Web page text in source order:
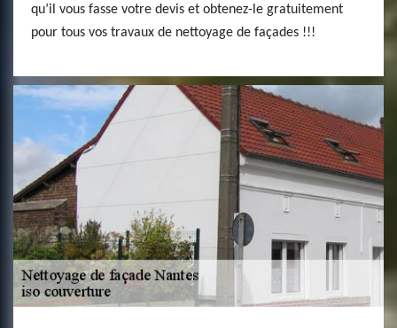
qu’il vous fasse votre devis et obtenez-le gratuitement
pour tous vos travaux de nettoyage de façades !!!